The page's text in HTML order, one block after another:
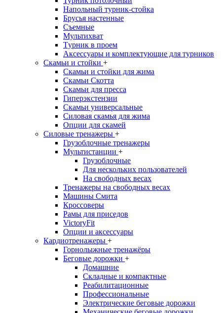
Напольный турник-стойка
Брусья настенные
Съемные
Мультихват
Tурник в проем
Аксессуары и комплектующие для турников
Скамьи и стойки +
Скамьи и стойки для жима
Скамьи Скотта
Скамьи для пресса
Гиперэкстензии
Скамьи универсальные
Силовая скамья для жима
Опции для скамей
Силовые тренажеры +
Грузоблочные тренажеры
Мультистанции +
Грузоблочные
Для нескольких пользователей
На свободных весах
Тренажеры на свободных весах
Машины Смита
Кроссоверы
Рамы для приседов
VictoryFit
Опции и аксессуары
Кардиотренажеры +
Горнолыжные тренажёры
Беговые дорожки +
Домашние
Складные и компактные
Реабилитационные
Профессиональные
Электрические беговые дорожки